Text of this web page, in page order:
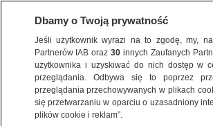
ŚWIAT
Dbamy o Twoją prywatność
Jeśli użytkownik wyrazi na to zgodę, my,
Partnerów IAB oraz30 innych Zaufanych
użytkownika i uzyskiwać do nich dostęp w
przeglądania. Odbywa się to poprzez
przeglądania przechowywanych w plikach
się przetwarzaniu w oparciu o uzasadniony
plików cookie i reklam”.